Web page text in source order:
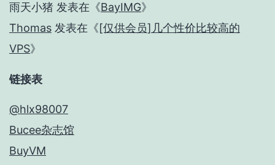
雨天小猪 发表在《BayIMG》
Thomas 发表在《[仅供会员]几个性价比较高的
VPS》
链接表
@hlx98007
Bucee杂志馆
BuyVM